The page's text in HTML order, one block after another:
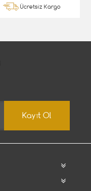
Ücretsiz Kargo
Kayıt Ol